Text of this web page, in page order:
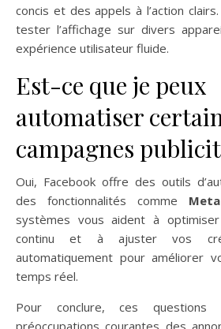
concis et des appels à l’action
tester l’affichage sur divers
expérience utilisateur fluide.
Est-ce que je peux
automatiser
campagnes
Oui, Facebook offre des outils
des fonctionnalités comme
systèmes vous aident à
continu et à ajuster vos
automatiquement pour améliorer
temps réel.
Pour conclure, ces
préoccupations courantes des